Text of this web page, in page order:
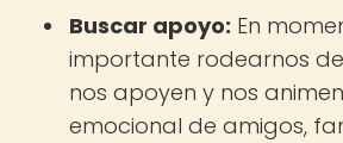
Buscar apoyo: En
importante rodearnos
nos apoyen y nos
emocional de amigos,